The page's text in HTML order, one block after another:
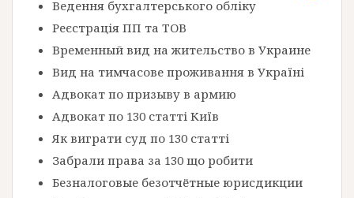
Ведення бухгалтерського обліку
Реєстрація ПП та ТОВ
Временный вид на жительство в Украине
Вид на тимчасове проживання в Україні
Адвокат по призыву в армию
Адвокат по 130 статті Київ
Як виграти суд по 130 статті
Забрали права за 130 що робити
Безналоговые безотчётные юрисдикции